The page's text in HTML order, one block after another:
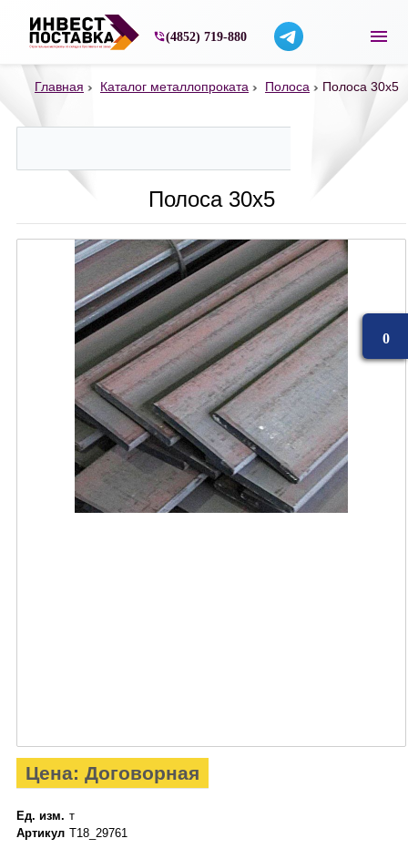
Строительные материалы со склада в
(4852) 719-880
Главная Каталог металлопроката Полоса Полоса 30х5
Полоса 30х5
Цена: Договорная
Ед. изм. т
Артикул Т18_29761
0